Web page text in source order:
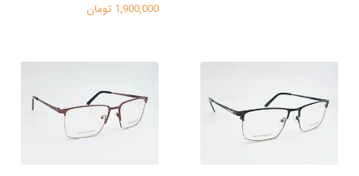
1,900,000 تومان